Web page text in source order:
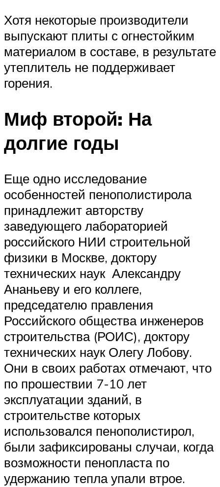
Хотя некоторые производители
выпускают плиты с огнестойким
материалом в составе, в результате
утеплитель не поддерживает
горения.
Миф второй: На
долгие годы
Еще одно исследование
особенностей пенополистирола
принадлежит авторству
заведующего лабораторией
российского НИИ строительной
физики в Москве, доктору
технических наук Александру
Ананьеву и его коллеге,
председателю правления
Российского общества инженеров
строительства (РОИС), доктору
технических наук Олегу Лобову.
Они в своих работах отмечают, что
по прошествии 7-10 лет
эксплуатации зданий, в
строительстве которых
использовался пенополистирол,
были зафиксированы случаи, когда
возможности пенопласта по
удержанию тепла упали втрое.